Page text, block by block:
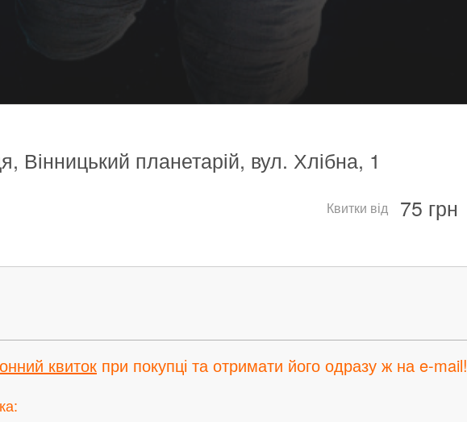
Вінницький планетарій, вул. Хлібна, 1
Квитки від 75 грн
квиток при покупці та отримати його одразу ж на e-mail!